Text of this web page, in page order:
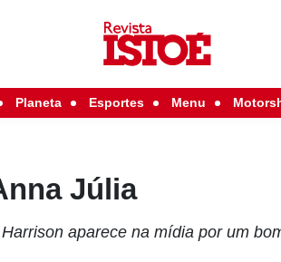
Planeta Esportes Menu
Júlia
aparece na mídia por um